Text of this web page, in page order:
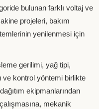
bulunan farklı voltaj ve
projeleri, bakım
yenilenmesi için
gerilimi, yağ tipi,
ve kontrol yöntemi birlikte
ekipmanlarından
mekanik